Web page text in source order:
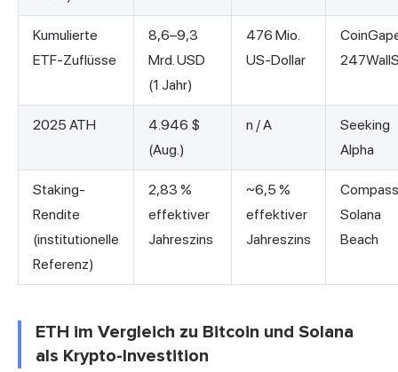
Kumulierte
ETF-Zuflüsse
8,6–9,3
Mrd. USD
(1 Jahr)
476 Mio.
US-Dollar
2025 ATH
4.946 $
(Aug.)
n / A
Seeking
Alpha
Staking-
Rendite
(institutionelle
Referenz)
2,83 %
effektiver
Jahreszins
~6,5 %
effektiver
Jahreszins
Solana
Beach
ETH im Vergleich zu Bitcoin und Solana
als Krypto-Investition